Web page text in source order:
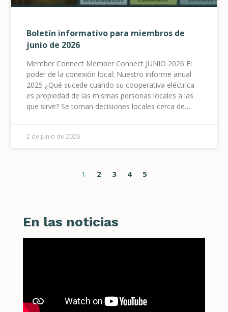
Boletín informativo para miembros de
junio de 2026
Member Connect Member Connect JUNIO 2026 El
poder de la conexión local: Nuestro informe anual
2025 ¿Qué sucede cuando su cooperativa eléctrica
es propiedad de las mismas personas locales a las
que sirve? Se toman decisiones locales cerca de
2 de junio de 2026
1 2 3 4 5
En las noticias